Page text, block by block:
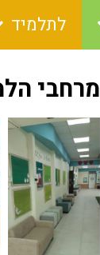
לתלמיד
מרחבי